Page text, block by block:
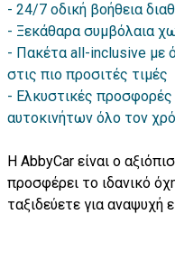
- 24/7 οδική βοήθεια
- Ξεκάθαρα συμβόλαια
- Πακέτα all-inclusive με
στις πιο προσιτές τιμές
- Ελκυστικές προσφορές
αυτοκινήτων όλο τον
Η AbbyCar είναι ο
προσφέρει το ιδανικό
ταξιδεύετε για αναψυχή